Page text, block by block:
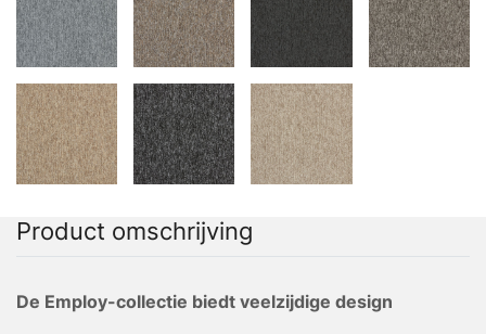
Product omschrijving
De Employ-collectie biedt veelzijdige design